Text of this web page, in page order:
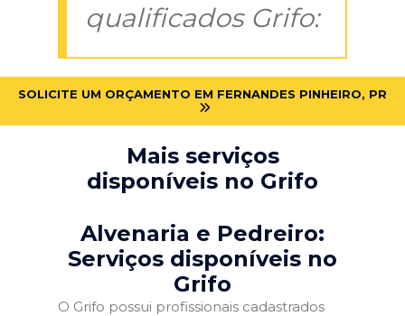
qualificados Grifo:
SOLICITE UM ORÇAMENTO EM FERNANDES PINHEIRO, PR
Mais serviços
disponíveis no Grifo
Alvenaria e Pedreiro:
Serviços disponíveis no
Grifo
O Grifo possui profissionais cadastrados